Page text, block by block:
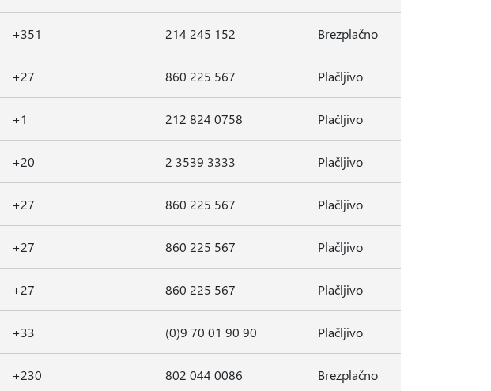
+351 214 245 152 Brezplačno
+27 860 225 567 Plačljivo
+1 212 824 0758 Plačljivo
+20 2 3539 3333 Plačljivo
+27 860 225 567 Plačljivo
+27 860 225 567 Plačljivo
+27 860 225 567 Plačljivo
+33 (0)9 70 01 90 90 Plačljivo
+230 802 044 0086 Brezplačno